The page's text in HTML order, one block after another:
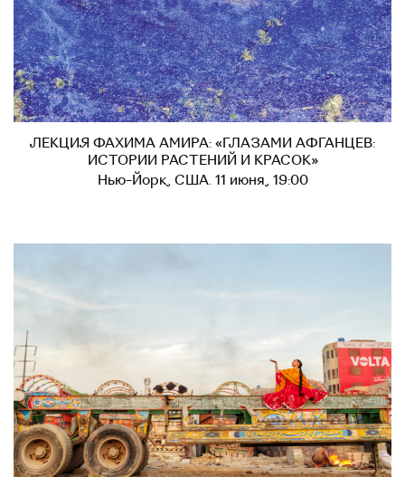
ЛЕКЦИЯ ФАХИМА АМИРА: «ГЛАЗАМИ АФГАНЦЕВ:
ИСТОРИИ РАСТЕНИЙ И КРАСОК»
Нью-Йорк, США. 11 июня, 19:00